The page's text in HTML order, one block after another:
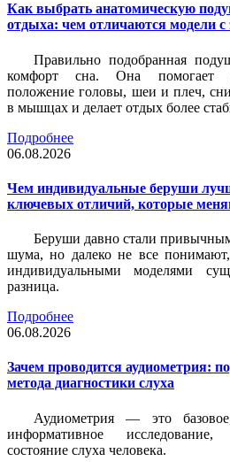
Как выбрать анатомическую
отдыха: чем отличаются модели
Правильно подобранная
комфорт сна. Она помогает
положение головы, шеи и плеч,
в мышцах и делает отдых более
Подробнее
06.08.2026
Чем индивидуальные беруши
ключевых отличий, которые
Беруши давно стали
шума, но далеко не все
индивидуальными моделями
разница.
Подробнее
06.08.2026
Зачем проводится аудиометрия:
метода диагностики слуха
Аудиометрия — это
информативное
состояние слуха человека.